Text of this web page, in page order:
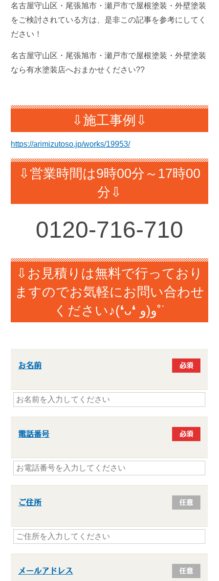
名古屋守山区・尾張旭市・瀬戸市で屋根塗装・外壁塗装
をご検討されている方は、是非この記事を参考にしてく
ださい！
名古屋守山区・尾張旭市・瀬戸市で屋根塗装・外壁塗装
なら有水塗装店へおまかせください??
⇩施工事例⇩
https://arimizutoso.jp/works/19953/
⇩営業時間は9時00分～17時00
分⇩
0120-716-710
⇩お見積りは無料で行っており
ますのでお気軽にお問い合わせ
ください♪(❛ᴗ❛ و(و˚˙
お名前 必須
電話番号 必須
ご住所 任意
メールアドレス 任意